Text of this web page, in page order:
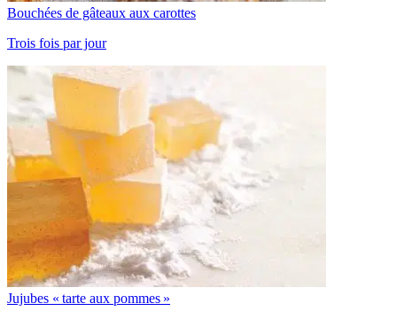
Bouchées de gâteaux aux carottes
Trois fois par jour
Jujubes « tarte aux pommes »